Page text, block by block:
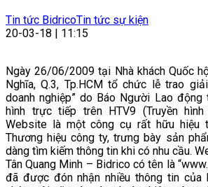
Tin tức BidricoTin tức sự kiện
20-03-18 | 11:15
Ngày 26/06/2009 tại Nhà khách Quốc
Nghĩa, Q.3, Tp.HCM tổ chức lễ trao
doanh nghiệp” do Báo Người Lao
hình trực tiếp trên HTV9 (Truyền hình
Website là một công cụ rất hữu hiệu
Thương hiệu công ty, trưng bày sản
dàng tìm kiếm thông tin khi có nhu cầu.
Tân Quang Minh – Bidrico có tên là
đã được đón nhận nhiều thông tin của